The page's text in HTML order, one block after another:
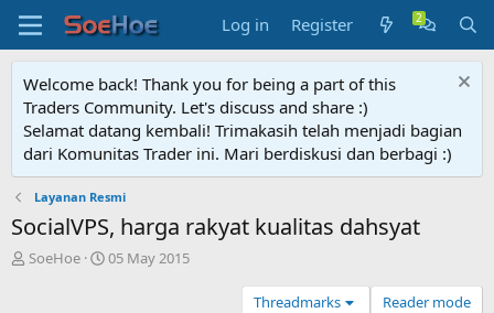
Log in Register
Welcome back! Thank you for being a part of this
Traders Community. Let's discuss and share :)
Selamat datang kembali! Trimakasih telah menjadi bagian
dari Komunitas Trader ini. Mari berdiskusi dan berbagi :)
Layanan Resmi
SocialVPS, harga rakyat kualitas dahsyat
T
SoeHoe
S
05 May 2015
Threadmarks Reader mode